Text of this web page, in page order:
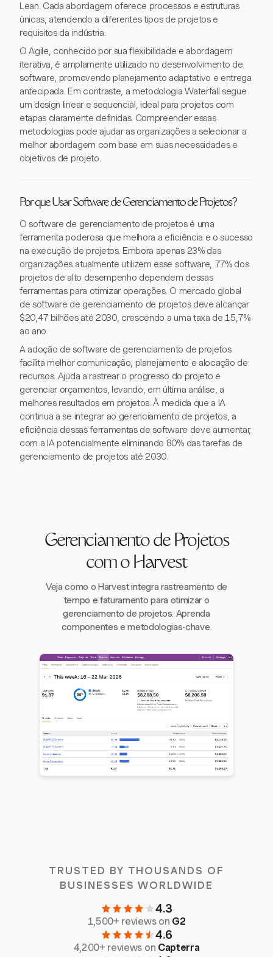
Lean. Cada abordagem oferece processos e estruturas
únicas, atendendo a diferentes tipos de projetos e
requisitos da indústria.
O Agile, conhecido por sua flexibilidade e abordagem
iterativa, é amplamente utilizado no desenvolvimento de
software, promovendo planejamento adaptativo e entrega
antecipada. Em contraste, a metodologia Waterfall segue
um design linear e sequencial, ideal para projetos com
etapas claramente definidas. Compreender essas
metodologias pode ajudar as organizações a selecionar a
melhor abordagem com base em suas necessidades e
objetivos de projeto.
Por que Usar Software de Gerenciamento de Projetos?
O software de gerenciamento de projetos é uma
ferramenta poderosa que melhora a eficiência e o sucesso
na execução de projetos. Embora apenas 23% das
organizações atualmente utilizem esse software, 77% dos
projetos de alto desempenho dependem dessas
ferramentas para otimizar operações. O mercado global
de software de gerenciamento de projetos deve alcançar
$20,47 bilhões até 2030, crescendo a uma taxa de 15,7%
ao ano.
A adoção de software de gerenciamento de projetos
facilita melhor comunicação, planejamento e alocação de
recursos. Ajuda a rastrear o progresso do projeto e
gerenciar orçamentos, levando, em última análise, a
melhores resultados em projetos. À medida que a IA
continua a se integrar ao gerenciamento de projetos, a
eficiência dessas ferramentas de software deve aumentar,
com a IA potencialmente eliminando 80% das tarefas de
gerenciamento de projetos até 2030.
Gerenciamento de Projetos
com o Harvest
Veja como o Harvest integra rastreamento de
tempo e faturamento para otimizar o
gerenciamento de projetos. Aprenda
componentes e metodologias-chave.
TRUSTED BY THOUSANDS OF
BUSINESSES WORLDWIDE
4.3
1,500+ reviews on G2
4.6
4,200+ reviews on Capterra